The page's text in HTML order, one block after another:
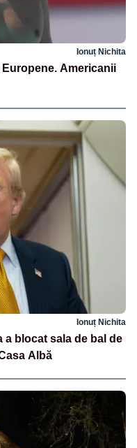
Ionuț Nichita
Americanii
Ionuț Nichita
a blocat sala de bal de
Albă